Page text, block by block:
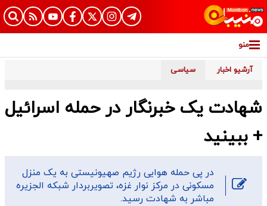
منو
آرشیو اخبار سیاسی
شهادت یک خبرنگار در حمله اسرائیل
+ ببینید
در پی حمله هوایی رژیم صهیونیستی به یک منزل
مسکونی در مرکز نوار غزه، تصویربردار شبکه الجزیره
مباشر به شهادت رسید.